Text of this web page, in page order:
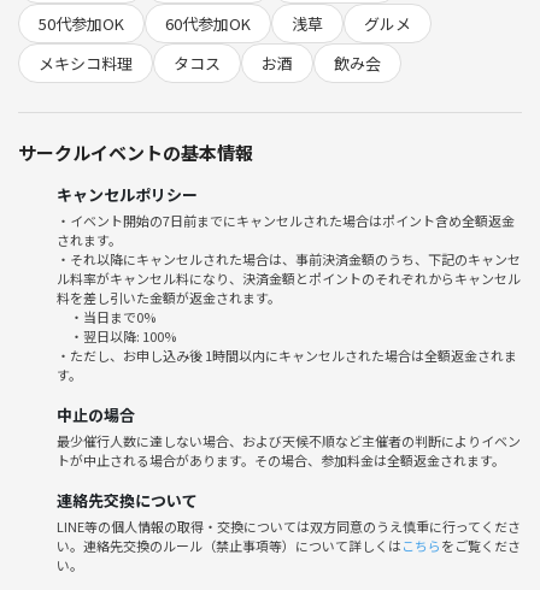
◆当日の流れ
①19:45 集合
②19:50 Enjoy タコス
◆待ち合わせ場所
◆場所
スリービータコス
東京都台東区寿3-16-14 原ビル1F
https://maps.app.goo.gl/12mXqPcdi86Prxuu7
◆参加費
(食べ物はアラカルト形式の予定)
※予約の関係で当日キャンセルは無し、遅れての参加は大丈夫です😊
◆注意
過度な営業、ネットワークビジネス、宗教等の勧誘はご遠慮ください。
ご参加お待ちしています🌮🍻
50代参加OK
60代参加OK 浅草
グルメ
メキシコ料理
タコス お酒 飲み会
サークルイベントの基本情報
キャンセルポリシー
・イベント開始の7日前までにキャンセルされた場合はポイント含め全額返金
されます。
・それ以降にキャンセルされた場合は、事前決済金額のうち、下記のキャンセ
ル料率がキャンセル料になり、決済金額とポイントのそれぞれからキャンセル
料を差し引いた金額が返金されます。
・当日まで0%
・翌日以降: 100%
・ただし、お申し込み後 1時間以内にキャンセルされた場合は全額返金されま
す。
中止の場合
最少催行人数に達しない場合、および天候不順など主催者の判断によりイベン
トが中止される場合があります。その場合、参加料金は全額返金されます。
連絡先交換について
LINE等の個人情報の取得・交換については双方同意のうえ慎重に行ってくださ
い。連絡先交換のルール（禁止事項等）について詳しくはこちらをご覧くださ
い。